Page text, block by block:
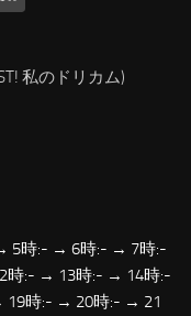
私のドリカム)
5時:- → 6時:- → 7時:-
:- → 13時:- → 14時:-
時:- → 20時:- → 21